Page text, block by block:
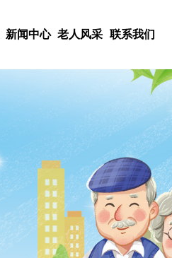
新闻中心 老人风采 联系我们